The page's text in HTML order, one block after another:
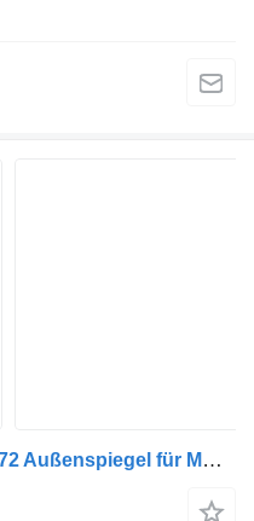
Weitwinkelspiegel 81637336072 Außenspiegel für MAN TGX-TGS LKW